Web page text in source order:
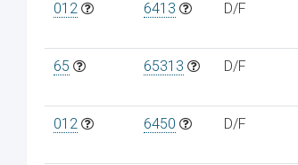
012 6413 D/F
65 65313 D/F
012 6450 D/F